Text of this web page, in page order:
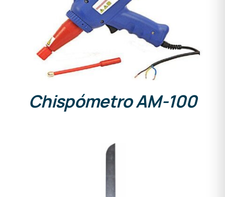
DETALLES
Chispómetro AM-100